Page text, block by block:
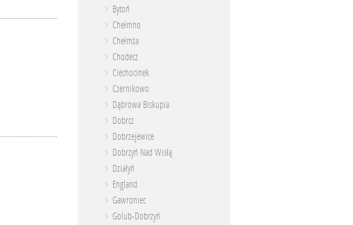
Bytoń
Chełmno
Chełmża
Chodecz
Ciechocinek
Czernikowo
Dąbrowa Biskupia
Dobrcz
Dobrzejewice
Dobrzyń Nad Wisłą
Działyń
England
Gawroniec
Golub-Dobrzyń